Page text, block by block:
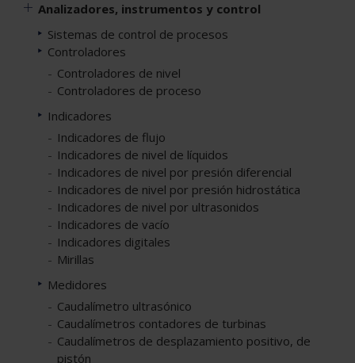
Analizadores, instrumentos y control
Sistemas de control de procesos
Controladores
Controladores de nivel
Controladores de proceso
Indicadores
Indicadores de flujo
Indicadores de nivel de líquidos
Indicadores de nivel por presión diferencial
Indicadores de nivel por presión hidrostática
Indicadores de nivel por ultrasonidos
Indicadores de vacío
Indicadores digitales
Mirillas
Medidores
Caudalímetro ultrasónico
Caudalímetros contadores de turbinas
Caudalímetros de desplazamiento positivo, de
pistón